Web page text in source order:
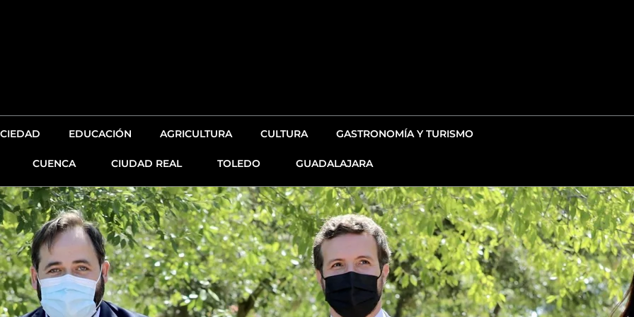
EDUCACIÓN AGRICULTURA CULTURA GASTRONOMÍA Y TURISMO
CUENCA CIUDAD REAL TOLEDO GUADALAJARA